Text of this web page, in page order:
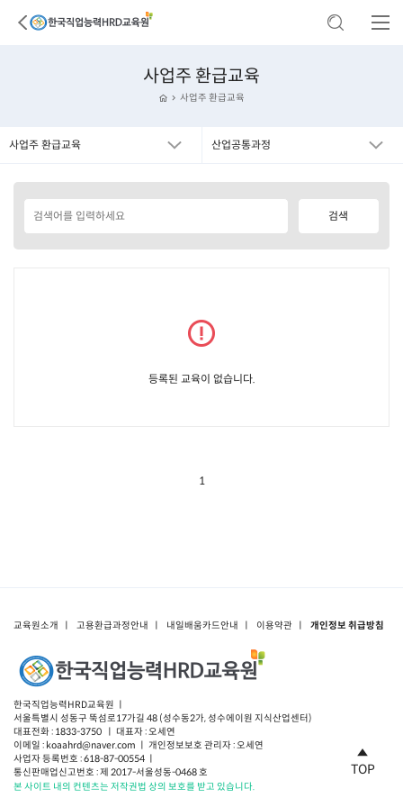
사업주 환급교육
사업주 환급교육
사업주 환급교육 산업공통과정
등록된 교육이 없습니다.
1
교육원소개 ㅣ 고용환급과정안내 ㅣ 내일배움카드안내 ㅣ 이용약관 ㅣ 개인정보 취급방침
한국직업능력HRD교육원 ㅣ
서울특별시 성동구 뚝섬로17가길 48 (성수동2가, 성수에이원 지식산업센터)
대표전화 : 1833-3750 ㅣ 대표자 : 오세연
이메일 : koaahrd@naver.com ㅣ 개인정보보호 관리자 : 오세연
사업자 등록번호 : 618-87-00554 ㅣ
통신판매업신고번호 : 제 2017-서울성동-0468 호
본 사이트 내의 컨텐츠는 저작권법 상의 보호를 받고 있습니다.
TOP